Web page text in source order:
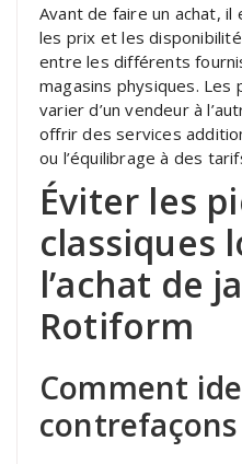
Avant de faire un achat,
les prix et les
entre les différents
magasins physiques. Les
varier d’un vendeur à
offrir des services
ou l’équilibrage à des
Éviter les
classiques
l’achat de
Rotiform
Comment